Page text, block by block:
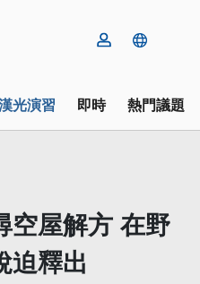
光演習 即時 熱門議題
空屋解方 在野
迫釋出